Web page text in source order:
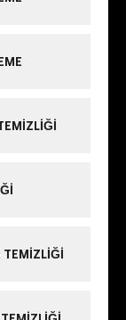
TEMIZLIĞI